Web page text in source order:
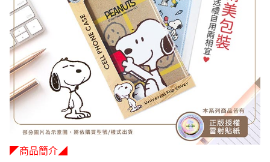
◤商品簡介◢